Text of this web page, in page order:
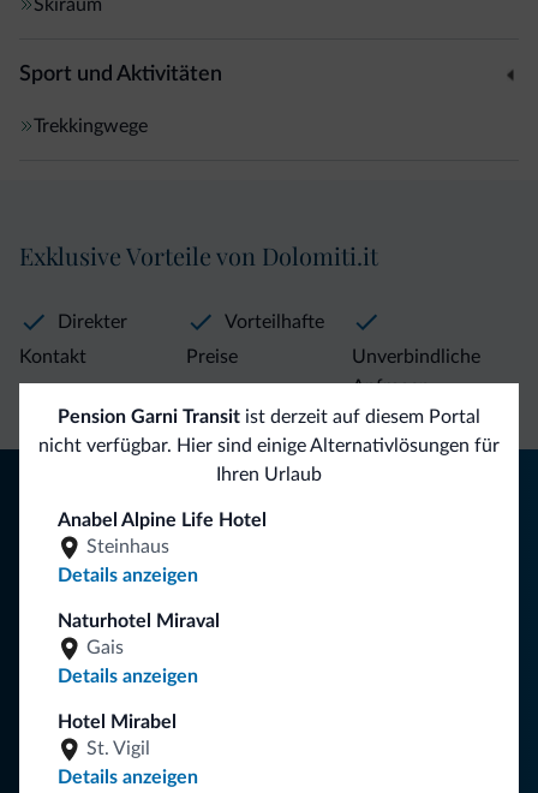
Skiraum
Sport und Aktivitäten
Trekkingwege
Pension Garni Transit ist derzeit auf diesem Portal
nicht verfügbar. Hier sind einige Alternativlösungen für
Ihren Urlaub
Anabel Alpine Life Hotel
Steinhaus
Details anzeigen
Naturhotel Miraval
Gais
Details anzeigen
Hotel Mirabel
St. Vigil
Details anzeigen
Exklusive Vorteile von Dolomiti.it
Direkter
Kontakt
Vorteilhafte
Preise
Unverbindliche
Anfragen
Folgen Sie Dolomiti.it auf
Tipps aus den Dolomiten
Sie erhalten Informationen, exklusive Angebote und
Neuigkeiten für Ihren Urlaub in den Dolomiten.
NEWSLETTER ABONNIEREN